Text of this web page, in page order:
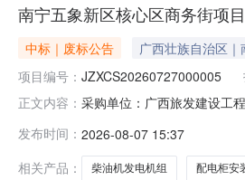
南宁五象新区核心区商务街项
中标｜废标公告 广西壮族自治区
项目编号： JZXCS20260727000005
正文内容： 采购单位：广西旅发建设工
231三、采购方式：竞争性
发布时间： 2026-08-07 15:37
相关产品：
柴油机发电机组 配电柜安